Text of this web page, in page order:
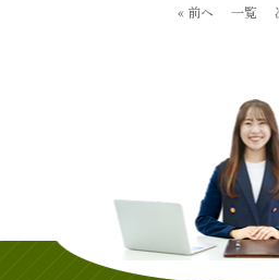
« 前へ 一覧